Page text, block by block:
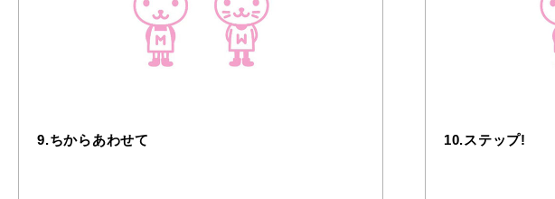
9.ちからあわせて 10.ステップ!